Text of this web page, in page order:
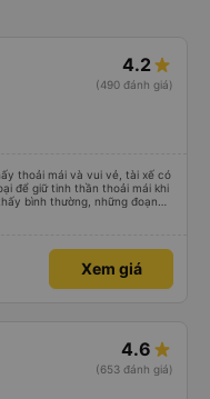
4.2
(490 đánh giá)
thoải mái và vui vẻ, tài xế có
để giữ tinh thần thoải mái khi
bình thường, những đoạn
để tập trung. Tài xế
Xem giá
4.6
(653 đánh giá)